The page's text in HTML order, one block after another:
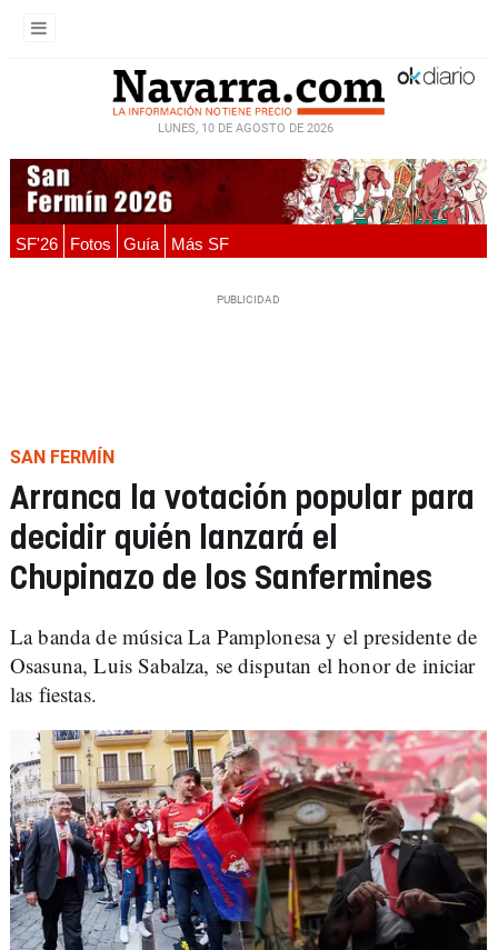
LUNES, 10 DE AGOSTO DE 2026
SF'26 Fotos Guía Más SF
SAN FERMÍN
Arranca la votación popular para
decidir quién lanzará el
Chupinazo de los Sanfermines
La banda de música La Pamplonesa y el presidente de
Osasuna, Luis Sabalza, se disputan el honor de iniciar
las fiestas.